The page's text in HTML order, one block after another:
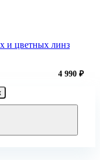
и цветных линз
4 990 ₽